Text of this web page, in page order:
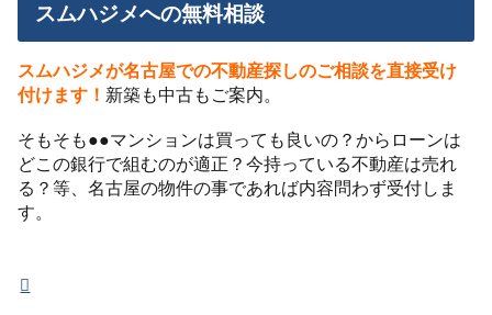
スムハジメへの無料相談
スムハジメが名古屋での不動産探しのご相談を直接受け
付けます！ 新築も中古もご案内。
そもそも●●マンションは買っても良いの？からローンは
どこの銀行で組むのが適正？今持っている不動産は売れ
る？等、名古屋の物件の事であれば内容問わず受付しま
す。